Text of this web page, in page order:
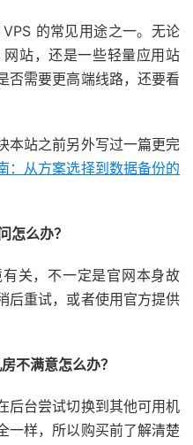
的常见用途之一。无论
站，还是一些轻量应用站
否需要更高端线路，还要看
本站之前另外写过一篇更完
：从方案选择到数据备份的
怎么办？
关，不一定是官网本身故
后重试，或者使用官方提供
不满意怎么办？
后台尝试切换到其他可用机
一样，所以购买前了解清楚